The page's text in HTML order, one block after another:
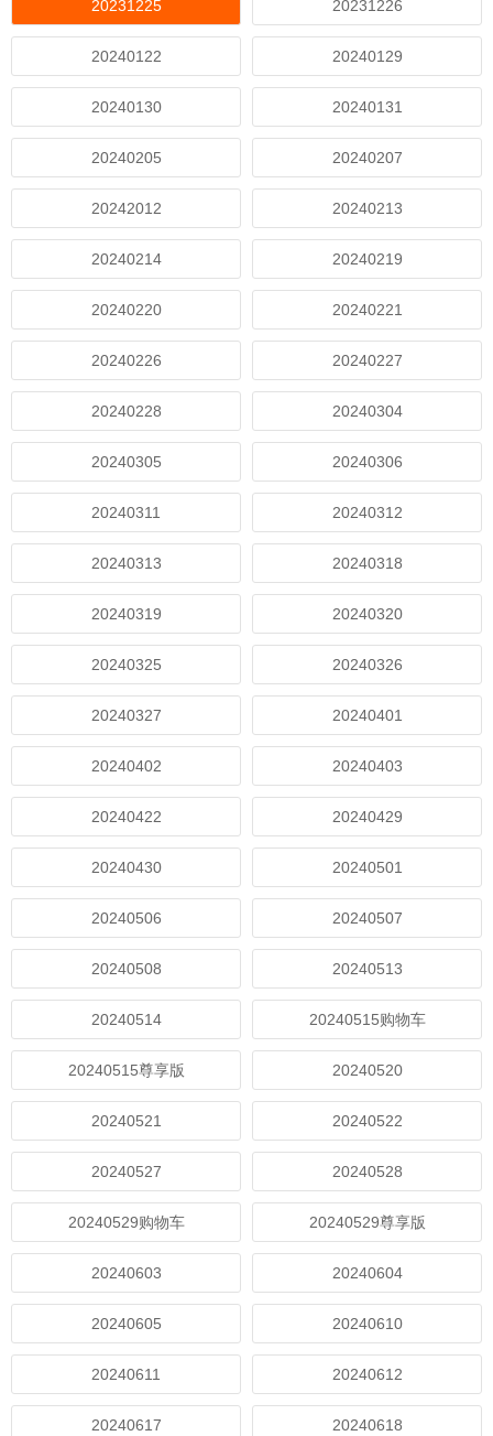
20231225 20231226
20240122 20240129
20240130 20240131
20240205 20240207
20242012 20240213
20240214 20240219
20240220 20240221
20240226 20240227
20240228 20240304
20240305 20240306
20240311 20240312
20240313 20240318
20240319 20240320
20240325 20240326
20240327 20240401
20240402 20240403
20240422 20240429
20240430 20240501
20240506 20240507
20240508 20240513
20240514 20240515购物车
20240515尊享版 20240520
20240521 20240522
20240527 20240528
20240529购物车 20240529尊享版
20240603 20240604
20240605 20240610
20240611 20240612
20240617 20240618